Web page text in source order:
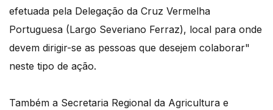
efetuada pela Delegação da Cruz Vermelha
Portuguesa (Largo Severiano Ferraz), local para onde
devem dirigir-se as pessoas que desejem colaborar"
neste tipo de ação.
Também a Secretaria Regional da Agricultura e